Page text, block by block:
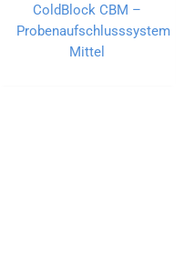
ColdBlock CBM –
Probenaufschlusssystem
Mittel